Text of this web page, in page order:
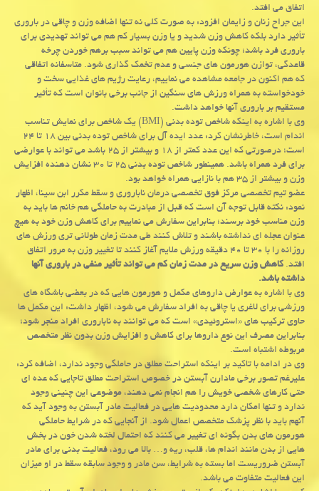
اتفاق می افتد.
این جراح زنان و زایمان افزود: به صورت كلی نه تنها اضافه وزن و چاقی در باروری
تأثیر دارد بلكه كاهش وزن شدید و یا وزن بسیار كم هم می تواند تهدیدی برای
باروری فرد باشد؛ چونكه وزن پایین هم می تواند سبب برهم خوردن چرخه
قاعدگی، توازن هورمون های جنسی و عدم تخمك گذاری شود. متاسفانه اتفاقی
كه هم اكنون در جامعه مشاهده می نماییم، رعایت رژیم های غذایی سخت و
خودخواسته به همراه ورزش های سنگین از جانب برخی بانوان است كه تأثیر
مستقیم بر باروری آنها خواهد داشت.
وی با اشاره به اینكه شاخص توده بدنی (BMI) یك شاخص برای نمایش تناسب
اندام است، خاطرنشان كرد: عدد ایده آل برای شاخص توده بدنی بین ۱۸ تا ۲۴
است؛ درصورتی كه این عدد كمتر از ۱۸ و بیشتر از ۲۵ باشد می تواند با عوارضی
برای فرد همراه باشد. همینطور شاخص توده بدنی ۲۵ تا ۳۰ نشان دهنده افزایش
وزن و بیشتر از ۳۵ هم با نازایی همراه خواهد بود.
عضو تیم تخصصی مركز فوق تخصصی درمان ناباروری و سقط مكرر ابن سینا، اظهار
نمود: نكته قابل توجه آن است كه قبل از مبادرت به حاملگی هم خانم ها باید به
وزن مناسب خود برسند؛ بنابراین سفارش می نماییم برای كاهش وزن خود به هیچ
عنوان عجله ای نداشته باشند و تلاش كنند طی مدت زمان طولانی تری ورزش های
روزانه را با ۳۰ تا ۴۰ دقیقه ورزش ملایم آغاز كنند تا تغییر وزن به مرور اتفاق
افتد.كاهش وزن سریع در مدت زمان كم می تواند تأثیر منفی در باروری آنها
داشته باشد.
وی با اشاره به عوارض داروهای مكمل و هورمون هایی كه در بعضی باشگاه های
ورزشی برای لاغری یا چاقی به افراد سفارش می شود، اظهار داشت: این مكمل ها
حاوی تركیب های «استروئیدی» است كه می توانند به ناباروری افراد منجر شود؛
بنابراین مصرف این نوع داروها برای كاهش و افزایش وزن بدون نظر متخصص
مربوطه اشتباه است.
وی در ادامه با تاكید بر اینكه استراحت مطلق در حاملگی وجود ندارد، اضافه كرد:
علیرغم تصور برخی مادارن آبستن در خصوص استراحت مطلق تاجایی كه عده ای
حتی كارهای شخصی خویش را هم انجام نمی دهند، موضوعی این چنینی وجود
ندارد و تنها امكان دارد محدودیت هایی در فعالیت مادر آبستن به وجود آید كه
آنهم باید با نظر پزشك متخصص اعمال شود. از آنجایی كه در شرایط حاملگی
هورمون های بدن بگونه ای تغییر می كنند كه احتمال لخته شدن خون در بخش
هایی از بدن مانند اندام ها، قلب، ریه و… بالا می رود، فعالیت بدنی برای مادر
آبستن ضروریست اما بسته به شرایط، سن مادر و وجود سابقه سقط در او میزان
این فعالیت متفاوت می باشد.